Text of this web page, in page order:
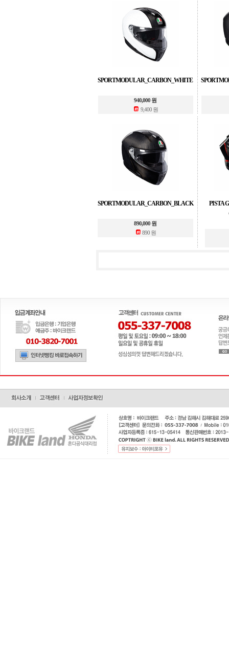
SPORTMODULAR_CARBON_WHITE
940,000 원
9,400 원
SPORTMODULAR_CARBON_BLACK
890,000 원
890 원
PISTA